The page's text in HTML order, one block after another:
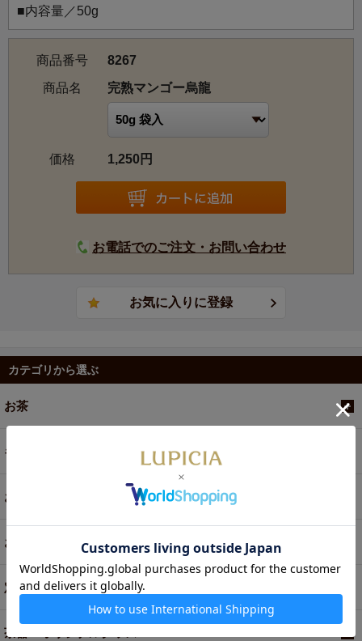
■内容量／50g
商品番号
8267
商品名
完熟マンゴー烏龍
価格 1,250円
お電話でのご注文・お問い合わせ
カテゴリから選ぶ
お茶
ギフト
お菓子・食品・飲料
お買い得商品
定期便
茶器・オリジナルグッズ